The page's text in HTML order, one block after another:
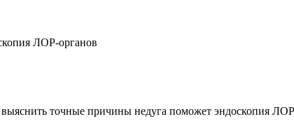
ЛОР-органов
выяснить точные причины недуга поможет эндоскопия